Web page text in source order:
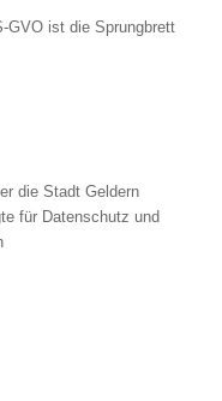
GVO ist die Sprungbrett
die Stadt Geldern
für Datenschutz und